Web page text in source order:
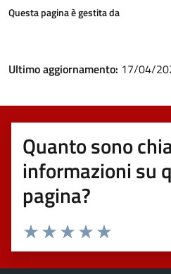
Questa pagina è gestita da
Ultimo aggiornamento: 17/04/
Quanto sono
informazioni su
pagina?
Valuta 5 stelle
Valuta 4 stelle su 5
Valuta 3 stelle su 5
Valuta 2 stelle su 5
Valuta 1 stelle su 5